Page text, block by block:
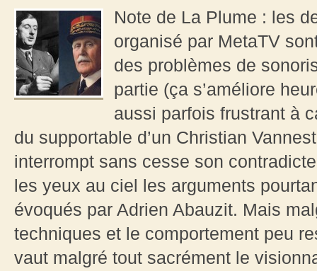
Note de La Plume : les
organisé par MetaTV
des problèmes de
partie (ça s’améliore
aussi parfois frustrant à
du supportable d’un Christian
interrompt sans cesse son
les yeux au ciel les arguments
évoqués par Adrien Abauzit. Mais
techniques et le comportement peu
vaut malgré tout sacrément le